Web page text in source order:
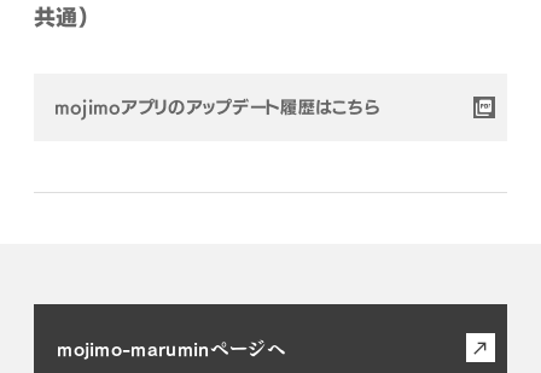
共通）
mojimoアプリのアップデート履歴はこちら
mojimo-maruminページへ